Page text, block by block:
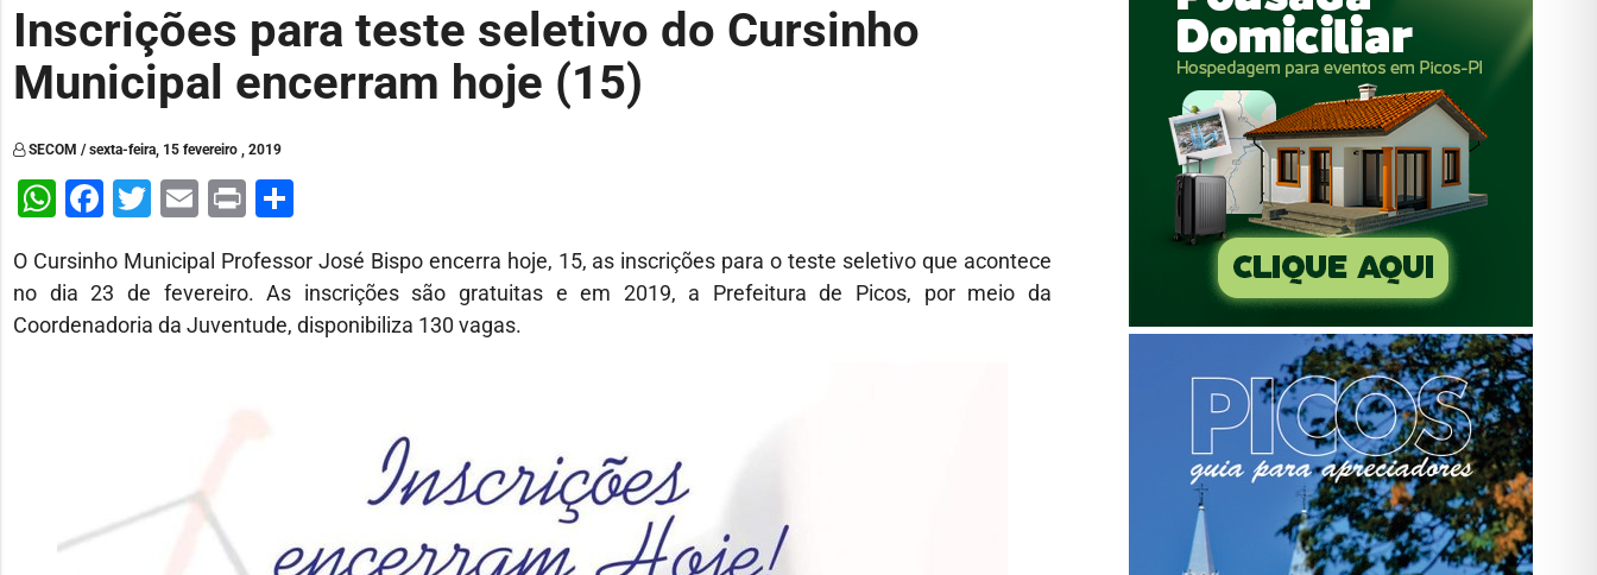
Inscrições para teste seletivo do Cursinho
Municipal encerram hoje (15)
SECOM / sexta-feira, 15 fevereiro , 2019
WhatsApp
Facebook
Twitter
Email
Print
O Cursinho Municipal Professor José Bispo encerra hoje, 15, as inscrições para o teste seletivo que acontece
no dia 23 de fevereiro. As inscrições são gratuitas e em 2019, a Prefeitura de Picos, por meio da
Coordenadoria da Juventude, disponibiliza 130 vagas.